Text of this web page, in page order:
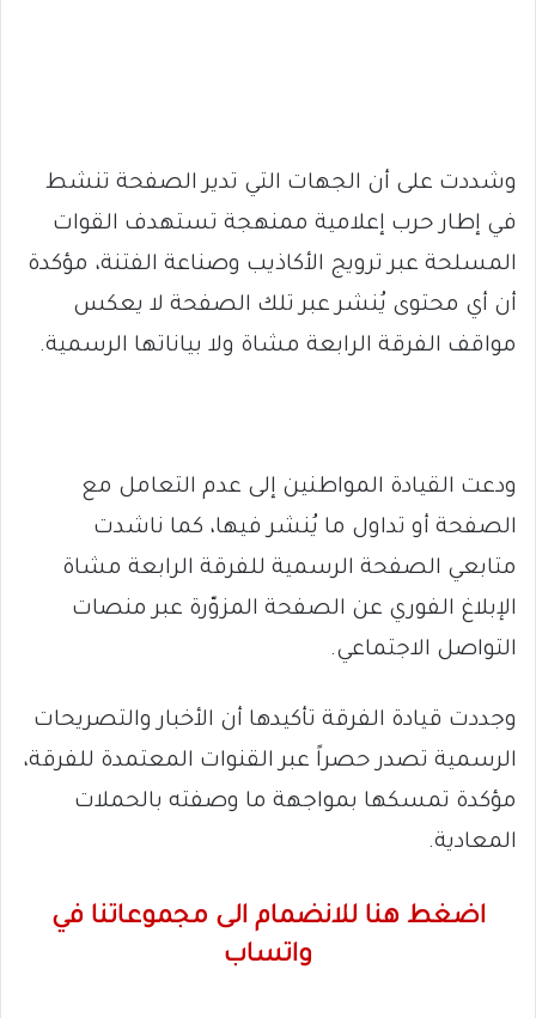
وشددت على أن الجهات التي تدير الصفحة تنشط
في إطار حرب إعلامية ممنهجة تستهدف القوات
المسلحة عبر ترويج الأكاذيب وصناعة الفتنة، مؤكدة
أن أي محتوى يُنشر عبر تلك الصفحة لا يعكس
مواقف الفرقة الرابعة مشاة ولا بياناتها الرسمية.
ودعت القيادة المواطنين إلى عدم التعامل مع
الصفحة أو تداول ما يُنشر فيها، كما ناشدت
متابعي الصفحة الرسمية للفرقة الرابعة مشاة
الإبلاغ الفوري عن الصفحة المزوّرة عبر منصات
التواصل الاجتماعي.
وجددت قيادة الفرقة تأكيدها أن الأخبار والتصريحات
الرسمية تصدر حصراً عبر القنوات المعتمدة للفرقة،
مؤكدة تمسكها بمواجهة ما وصفته بالحملات
المعادية.
اضغط هنا للانضمام الى مجموعاتنا في
واتساب